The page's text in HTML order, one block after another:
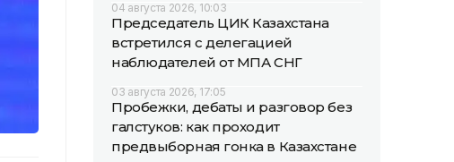
04 августа 2026, 10:03
Председатель ЦИК Казахстана
встретился с делегацией
наблюдателей от МПА СНГ
03 августа 2026, 17:05
Пробежки, дебаты и разговор без
галстуков: как проходит
предвыборная гонка в Казахстане